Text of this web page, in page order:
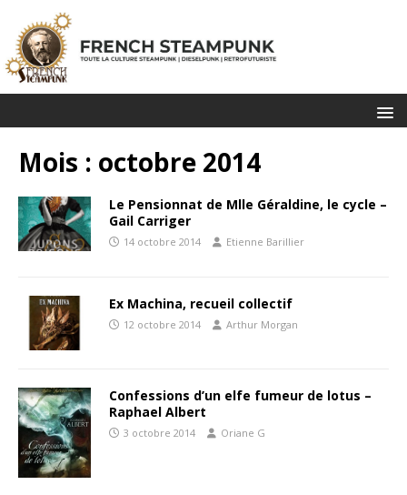
Mois : octobre 2014
Le Pensionnat de Mlle Géraldine, le cycle –
Gail Carriger
14 octobre 2014 Etienne Barillier
Ex Machina, recueil collectif
12 octobre 2014 Arthur Morgan
Confessions d’un elfe fumeur de lotus –
Raphael Albert
3 octobre 2014 Oriane G